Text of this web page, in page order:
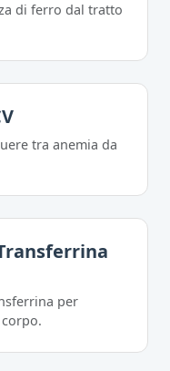
di ferro dal tratto
tra anemia da
per